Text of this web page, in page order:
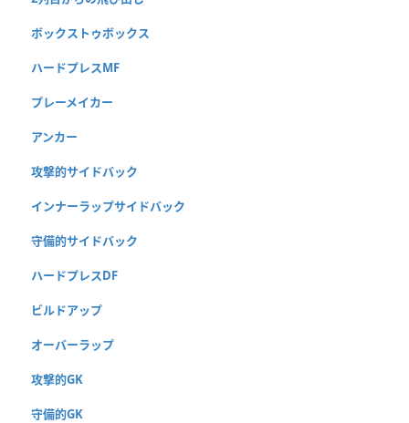
ボックストゥボックス
ハードプレスMF
プレーメイカー
アンカー
攻撃的サイドバック
インナーラップサイドバック
守備的サイドバック
ハードプレスDF
ビルドアップ
オーバーラップ
攻撃的GK
守備的GK